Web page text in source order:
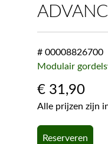
# 00008826700
Modulair
€31,90
Alle prijzen zijn
Reserveren